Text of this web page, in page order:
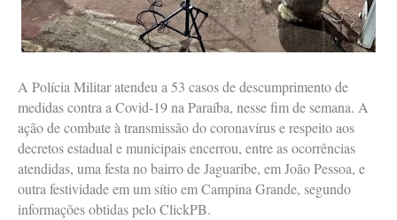
A Polícia Militar atendeu a 53 casos de descumprimento de
medidas contra a Covid-19 na Paraíba, nesse fim de semana. A
ação de combate à transmissão do coronavírus e respeito aos
decretos estadual e municipais encerrou, entre as ocorrências
atendidas, uma festa no bairro de Jaguaribe, em João Pessoa, e
outra festividade em um sítio em Campina Grande, segundo
informações obtidas pelo ClickPB.